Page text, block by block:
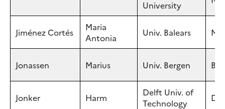
University
Jiménez Cortés
Maria
Antonia
Univ. Balears
Jonassen Marius Univ. Bergen
Jonker Harm
Delft Univ. of
Technology